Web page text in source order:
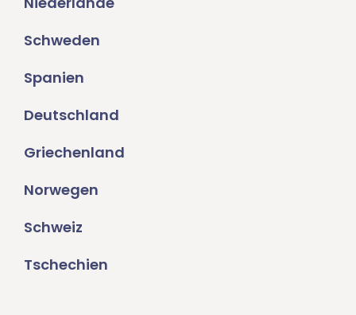
Schweden
Spanien
Deutschland
Griechenland
Norwegen
Schweiz
Tschechien